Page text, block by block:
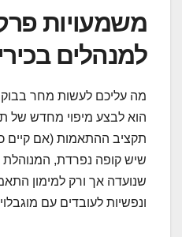
משמעויות
למנהלים
מה עליכם לעשות מחר
הוא לבצע מיפוי מחדש של
תקציב ההתאמות (אם קיים
שיש קופה נפרדת, המנוהלת
שנועדה אך ורק למימון
ונפשיות לעובדים עם